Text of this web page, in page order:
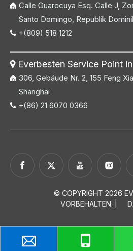
Calle Guarocuya Esq. Calle J,
Santo Domingo, Republik
 +(809) 518 1212
Everbesten Service Point
306, Gebäude Nr. 2, 155 Feng
Shanghai
 +(86) 21 6070 0366
© COPYRIGHT 2026
VORBEHALTEN. |